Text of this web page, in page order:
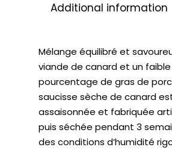
Additional information
Mélange équilibré et
viande de canard et un faible
pourcentage de gras de
saucisse sèche de canard
assaisonnée et fabriquée
puis séchée pendant 3
des conditions d’humidité